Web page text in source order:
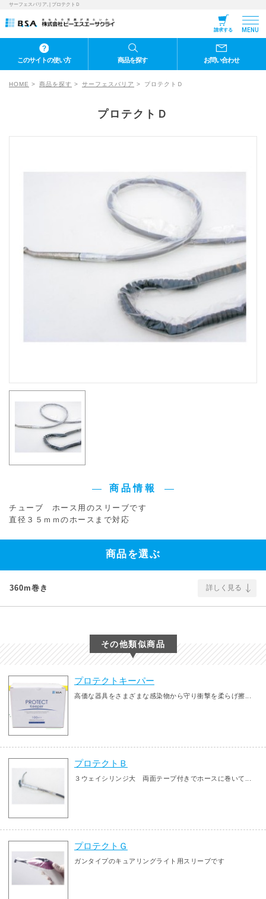
サーフェスバリア, | プロテクトＤ
請求する MENU
このサイトの使い方 商品を探す お問い合わせ
HOME 商品を探す サーフェスバリア プロテクトＤ
プロテクトＤ
商品情報
チューブ ホース用のスリーブです
直径３５ｍｍのホースまで対応
商品を選ぶ
360m巻き 詳しく見る
その他類似商品
プロテクトキーパー
高価な器具をさまざまな感染物から守り衝撃を柔らげ擦...
プロテクトＢ
３ウェイシリンジ大 両面テープ付きでホースに巻いて...
プロテクトＧ
ガンタイプのキュアリングライト用スリーブです